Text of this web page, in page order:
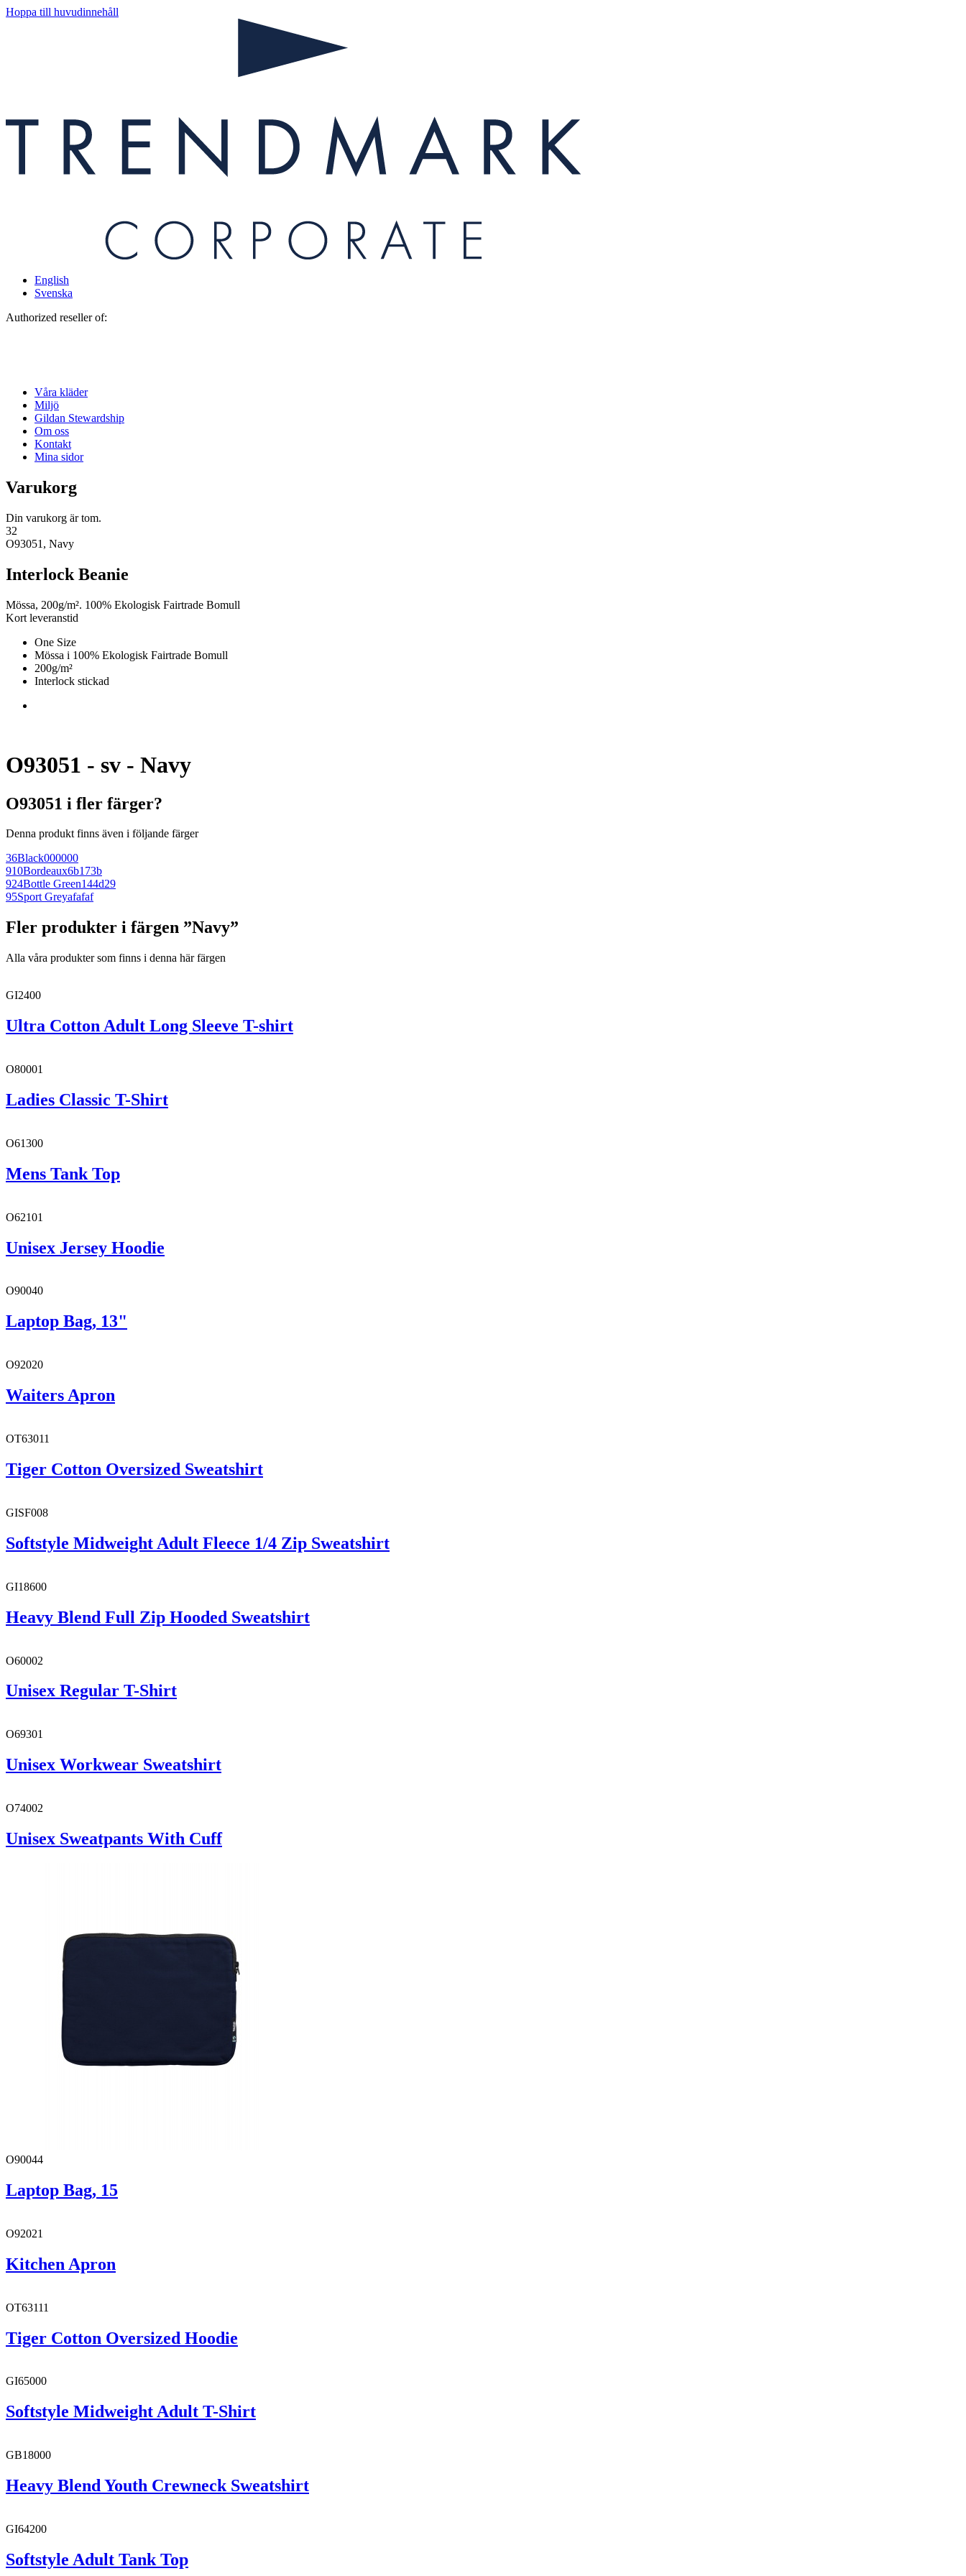
Hoppa till huvudinnehåll
English
Svenska
Authorized reseller of:
Våra kläder
Miljö
Gildan Stewardship
Om oss
Kontakt
Mina sidor
Varukorg
Din varukorg är tom.
32
O93051, Navy
Interlock Beanie
Mössa, 200g/m². 100% Ekologisk Fairtrade Bomull
Kort leveranstid
One Size
Mössa i 100% Ekologisk Fairtrade Bomull
200g/m²
Interlock stickad
O93051 - sv - Navy
O93051 i fler färger?
Denna produkt finns även i följande färger
36Black000000
910Bordeaux6b173b
924Bottle Green144d29
95Sport Greyafafaf
Fler produkter i färgen ”Navy”
Alla våra produkter som finns i denna här färgen
GI2400
Ultra Cotton Adult Long Sleeve T-shirt
O80001
Ladies Classic T-Shirt
O61300
Mens Tank Top
O62101
Unisex Jersey Hoodie
O90040
Laptop Bag, 13"
O92020
Waiters Apron
OT63011
Tiger Cotton Oversized Sweatshirt
GISF008
Softstyle Midweight Adult Fleece 1/4 Zip Sweatshirt
GI18600
Heavy Blend Full Zip Hooded Sweatshirt
O60002
Unisex Regular T-Shirt
O69301
Unisex Workwear Sweatshirt
O74002
Unisex Sweatpants With Cuff
O90044
Laptop Bag, 15
O92021
Kitchen Apron
OT63111
Tiger Cotton Oversized Hoodie
GI65000
Softstyle Midweight Adult T-Shirt
GB18000
Heavy Blend Youth Crewneck Sweatshirt
GI64200
Softstyle Adult Tank Top